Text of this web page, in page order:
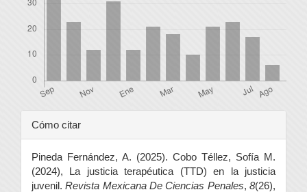
Detalles
del
artículo
Cómo citar
Pineda Fernández, A. (2025). Cobo Téllez, Sofía M.
(2024), La justicia terapéutica (TTD) en la justicia
juvenil.Revista Mexicana De Ciencias Penales,8(26),